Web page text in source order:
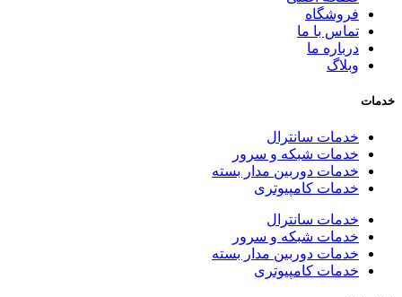
فروشگاه
تماس با ما
درباره ما
وبلاگ
خدمات سانترال
خدمات شبکه و سرور
خدمات دوربین مدار بسته
خدمات کامپیوتری
خدمات سانترال
خدمات شبکه و سرور
خدمات دوربین مدار بسته
خدمات کامپیوتری